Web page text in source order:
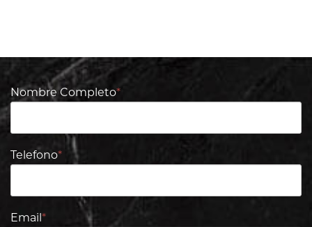
Nombre Completo*
Telefono*
Email *